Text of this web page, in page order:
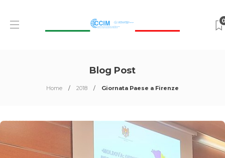
Blog Post
Home 2018 Giornata Paese a Firenze